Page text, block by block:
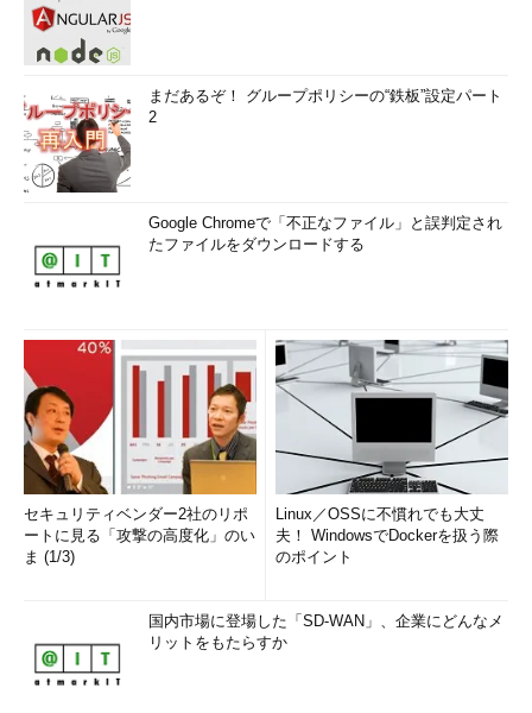
まだあるぞ！ グループポリシーの“鉄板”設定パート
2
Google Chromeで「不正なファイル」と誤判定され
たファイルをダウンロードする
セキュリティベンダー2社のリポ
ートに見る「攻撃の高度化」のい
ま (1/3)
Linux／OSSに不慣れでも大丈
夫！ WindowsでDockerを扱う際
のポイント
国内市場に登場した「SD-WAN」、企業にどんなメ
リットをもたらすか